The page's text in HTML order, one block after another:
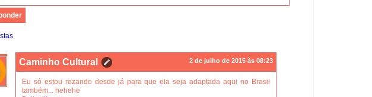
Caminho Cultural 2 de julho de 2015 às 08:23
Eu só estou rezando desde já para que ela seja adaptada aqui no Brasil
também... hehehe